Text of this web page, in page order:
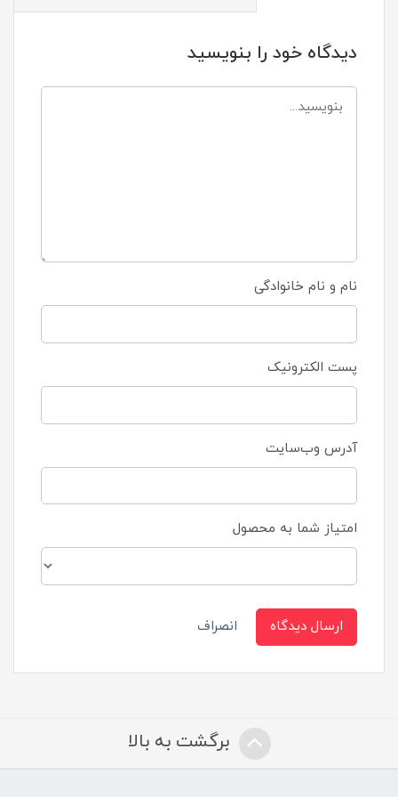
دیدگاه خود را بنویسید
نام و نام خانوادگی
پست الکترونیک
آدرس وب‌سایت
امتیاز شما به محصول
ارسال دیدگاه انصراف
برگشت به بالا